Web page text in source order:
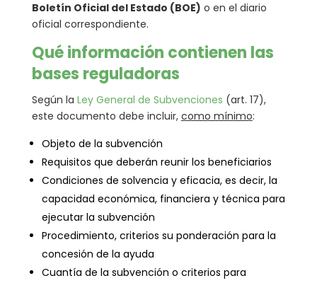
Boletín Oficial del Estado (BOE) o en el diario
oficial correspondiente.
Qué información contienen las
bases reguladoras
Según la Ley General de Subvenciones (art. 17),
este documento debe incluir, como mínimo:
Objeto de la subvención
Requisitos que deberán reunir los beneficiarios
Condiciones de solvencia y eficacia, es decir, la
capacidad económica, financiera y técnica para
ejecutar la subvención
Procedimiento, criterios su ponderación para la
concesión de la ayuda
Cuantía de la subvención o criterios para